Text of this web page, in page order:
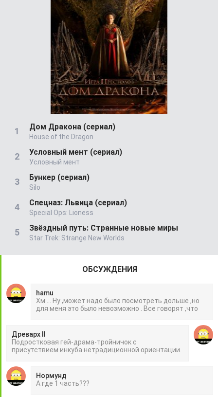
Дом Дракона (сериал)
House of the Dragon
Условный мент (сериал)
Условный мент
Бункер (сериал)
Silo
Спецназ: Львица (сериал)
Special Ops: Lioness
Звёздный путь: Странные новые миры
Star Trek: Strange New Worlds
ОБСУЖДЕНИЯ
hamu
Хм ... Ну ,может надо было посмотреть дольше ,но
для меня это было невозможно . Все говорят ,что
Древарх II
Подростковая гей-драма-тройничок с
присутствием инкуба нетрадиционной ориентации.
Нормунд
А где 1 часть???